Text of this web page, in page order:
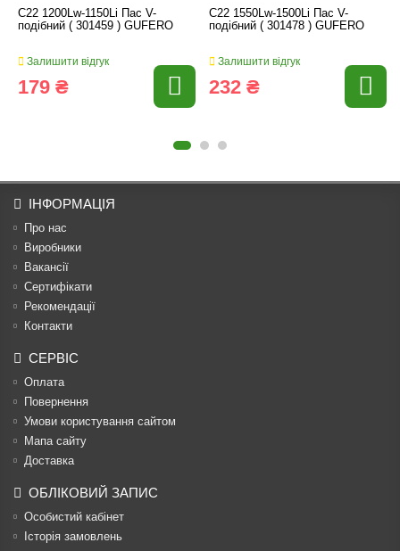
C22 1200Lw-1150Li Пас V-
подібний ( 301459 ) GUFERO
Залишити відгук
179 ₴
C22 1550Lw-1500Li Пас V-
подібний ( 301478 ) GUFERO
Залишити відгук
232 ₴
ІНФОРМАЦІЯ
Про нас
Виробники
Вакансії
Сертифікати
Рекомендації
Контакти
СЕРВІС
Оплата
Повернення
Умови користування сайтом
Мапа сайту
Доставка
ОБЛІКОВИЙ ЗАПИС
Особистий кабінет
Історія замовлень